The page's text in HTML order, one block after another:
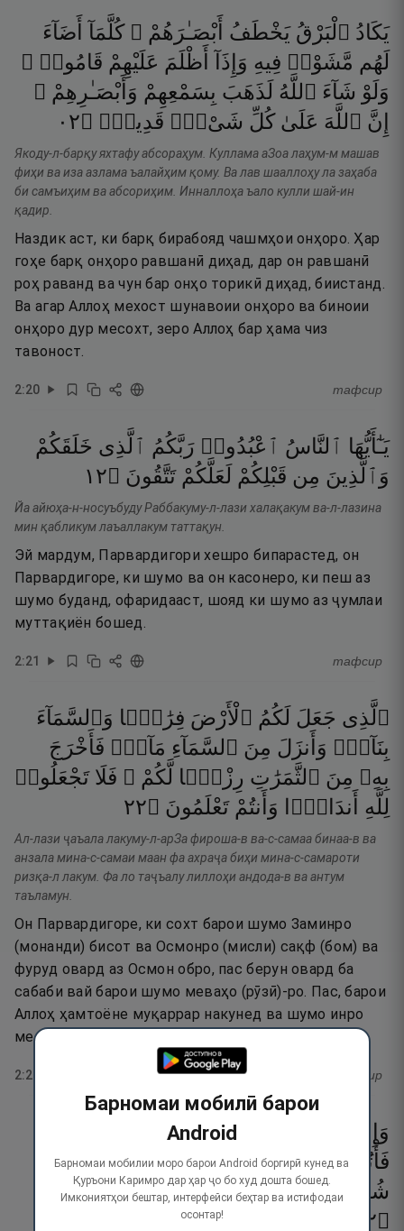
يَكَادُ ٱلْبَرْقُ يَخْطَفُ أَبْصَـٰرَهُمْ ۖ كُلَّمَآ
أَضَآءَ
لَهُم مَّشَوْا۟ فِيهِ وَإِذَآ أَظْلَمَ عَلَيْهِمْ قَامُوا۟ ۚ
وَلَوْ شَآءَ ٱللَّهُ لَذَهَبَ بِسَمْعِهِمْ وَأَبْصَـٰرِهِمْ ۚ
إِنَّ ٱللَّهَ عَلَىٰ كُلِّ شَىْءٍۢ قَدِيرٌۭ ۝٢٠
Якоду-л-барқу яхтафу абсораҳум. Куллама аЗоа лаҳум-м машав
фиҳи ва иза азлама ъалайҳим қому. Ва лав шааллоҳу ла заҳаба
би самъиҳим ва абсориҳим. Инналлоҳа ъало кулли шай-ин
қадир.
Наздик аст, ки барқ бирабояд чашмҳои онҳоро. Ҳар
гоҳе барқ онҳоро равшанӣ диҳад, дар он равшанӣ
роҳ раванд ва чун бар онҳо торикӣ диҳад, биистанд.
Ва агар Аллоҳ мехост шунавоии онҳоро ва биноии
онҳоро дур месохт, зеро Аллоҳ бар ҳама чиз
тавоност.
2:20 тафсир
يَـٰٓأَيُّهَا ٱلنَّاسُ ٱعْبُدُوا۟ رَبَّكُمُ ٱلَّذِى خَلَقَكُمْ
وَٱلَّذِينَ مِن قَبْلِكُمْ لَعَلَّكُمْ تَتَّقُونَ ۝٢١
Йа айюҳа-н-носуъбуду Раббакуму-л-лази халақакум ва-л-лазина
мин қабликум лаъаллакум таттақун.
Эй мардум, Парвардигори хешро бипарастед, он
Парвардигоре, ки шумо ва он касонеро, ки пеш аз
шумо буданд, офаридааст, шояд ки шумо аз ҷумлаи
муттақиён бошед.
2:21 тафсир
ٱلَّذِى جَعَلَ لَكُمُ ٱلْأَرْضَ فِرَٰشًۭا وَٱلسَّمَآءَ
بِنَآءًۭ وَأَنزَلَ مِنَ ٱلسَّمَآءِ مَآءًۭ فَأَخْرَجَ
بِهِۦ مِنَ ٱلثَّمَرَٰتِ رِزْقًۭا لَّكُمْ ۖ فَلَا تَجْعَلُوا۟
لِلَّهِ
أَندَادًۭا وَأَنتُمْ تَعْلَمُونَ ۝٢٢
Ал-лази ҷаъала лакуму-л-арЗа фироша-в ва-с-самаа бинаа-в ва
анзала мина-с-самаи маан фа ахраҷа биҳи мина-с-самароти
ризқа-л лакум. Фа ло таҷъалу лиллоҳи андода-в ва антум
таъламун.
Он Парвардигоре, ки сохт барои шумо Заминро
(монанди) бисот ва Осмонро (мисли) сақф (бом) ва
фуруд овард аз Осмон обро, пас берун овард ба
сабаби вай барои шумо меваҳо (рӯзӣ)-ро. Пас, барои
Аллоҳ ҳамтоёне муқаррар накунед ва шумо инро
медонед.
2:22 тафсир
وَإِن رَيْبٍۢ مِّمَّا نَزَّلْنَا
فَأْتُوا۟ بِسُورَةٍۢ مِّن مِّثْلِهِۦ وَٱدْعُوا۟
شُهَدَآءَكُم مِّن دُونِ ٱللَّهِ إِن كُنتُمْ صَـٰدِقِينَ
۝٢٣
Барномаи мобилӣ барои
Android
Барномаи мобилии моро барои Android боргирӣ кунед ва
Қуръони Каримро дар ҳар ҷо бо худ дошта бошед.
Имкониятҳои бештар, интерфейси беҳтар ва истифодаи
осонтар!